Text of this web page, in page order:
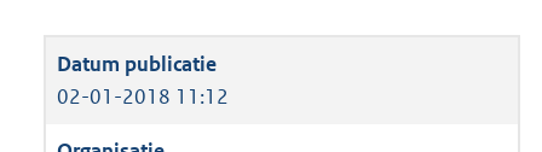
02-01-2018 11:12